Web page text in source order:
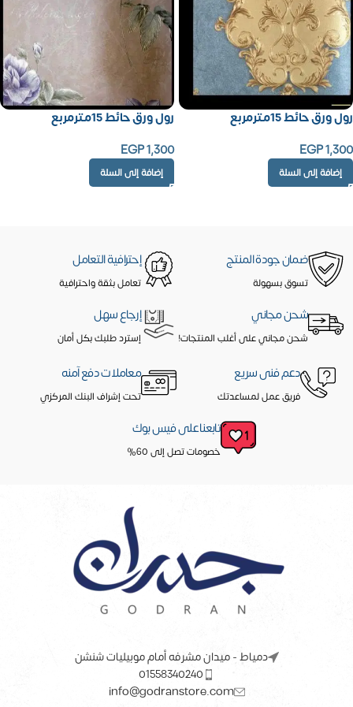
رول ورق حائط 15مترمربع
EGP1,300
إضافة إلى السلة
رول ورق حائط 15مترمربع
EGP1,300
إضافة إلى السلة
ضمان جودة المنتج
تسوق بسهولة
إحترافية التعامل
تعامل بثقة واحترافية
شحن مجاني
شحن مجاني على أغلب المنتجات!
إرجاع سهل
إسترد طلبك بكل أمان
دعم فنى سريع
فريق عمل لمساعدتك
معاملات دفع آمنه
تحت إشراف البنك المركزي
تابعنا على فيس بوك
خصومات تصل إلى 60%
دمياط - ميدان مشرفه أمام موبيليات شنشن
01558340240
info@godranstore.com